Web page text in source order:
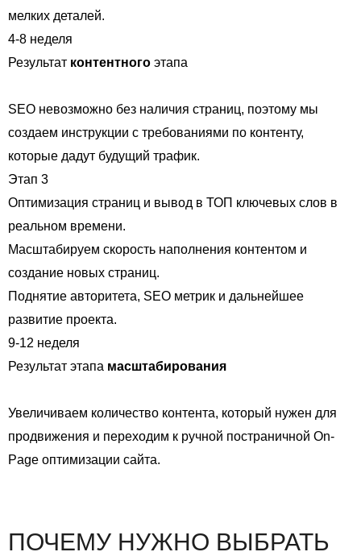
мелких деталей.
4-8 неделя
Результат контентного этапа
SEO невозможно без наличия страниц, поэтому мы
создаем инструкции с требованиями по контенту,
которые дадут будущий трафик.
Этап 3
Оптимизация страниц и вывод в ТОП ключевых слов в
реальном времени.
Масштабируем скорость наполнения контентом и
создание новых страниц.
Поднятие авторитета, SEO метрик и дальнейшее
развитие проекта.
9-12 неделя
Результат этапа масштабирования
Увеличиваем количество контента, который нужен для
продвижения и переходим к ручной постраничной On-
Page оптимизации сайта.
ПОЧЕМУ НУЖНО ВЫБРАТЬ